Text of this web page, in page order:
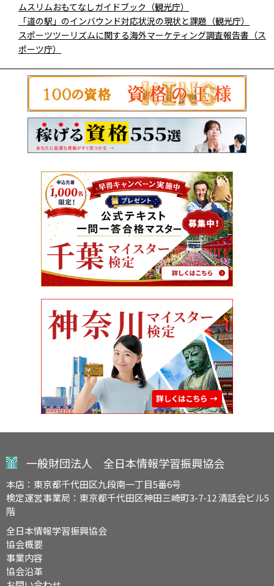
ムスリムおもてなしガイドブック（観光庁）
「道の駅」のインバウンド対応状況の現状と課題（観光庁）
スポーツツーリズムに関する海外マーケティング調査報告書（ス
ポーツ庁）
一般財団法人 全日本情報学習振興協会
本店：東京都千代田区九段南一丁目5番6号
検定運営事業局：東京都千代田区神田三崎町3-7-12 清話会ビル5
階
全日本情報学習振興協会
協会概要
事業内容
協会沿革